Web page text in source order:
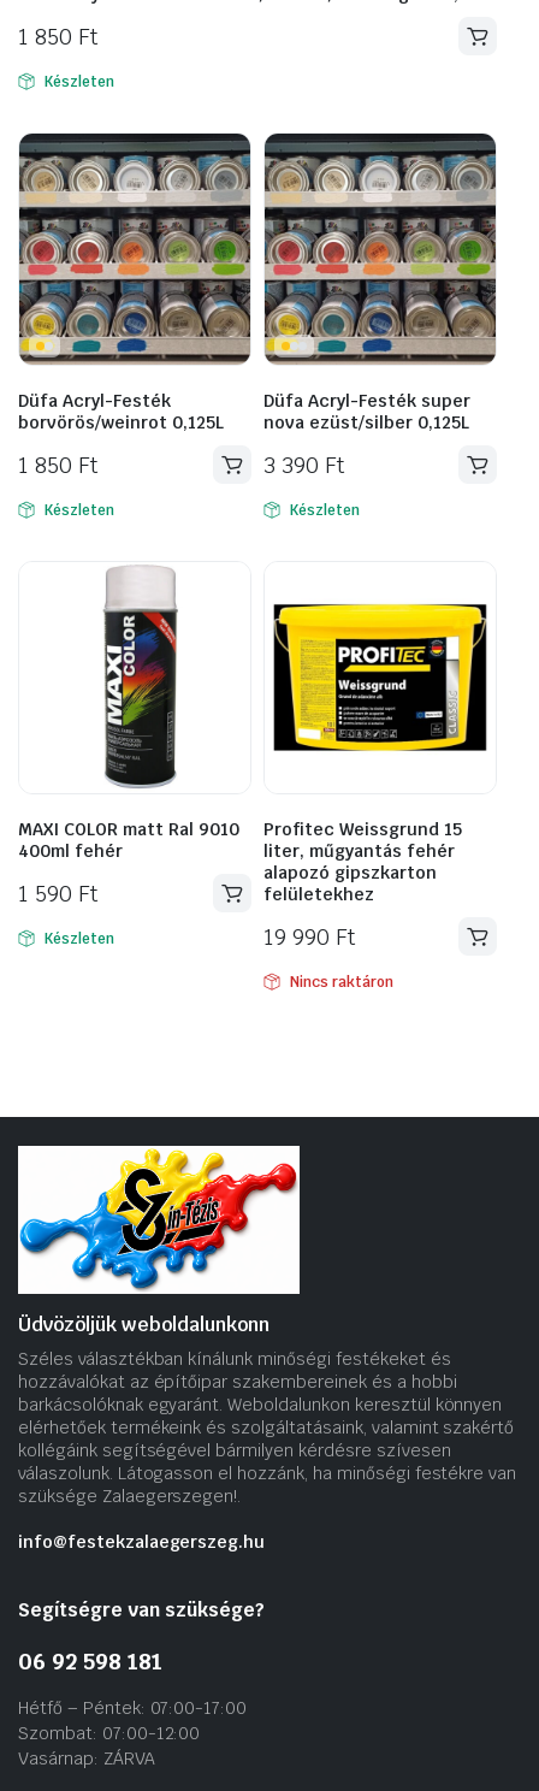
1 850 Ft
Készleten
Düfa Acryl-Festék
borvörös/weinrot 0,125L
1 850 Ft
Készleten
Düfa Acryl-Festék super
nova ezüst/silber 0,125L
3 390 Ft
Készleten
MAXI COLOR matt Ral 9010
400ml fehér
1 590 Ft
Készleten
Profitec Weissgrund 15
liter, műgyantás fehér
alapozó gipszkarton
felületekhez
19 990 Ft
Nincs raktáron
Üdvözöljük weboldalunkonn
Széles választékban kínálunk minőségi festékeket és
hozzávalókat az építőipar szakembereinek és a hobbi
barkácsolóknak egyaránt. Weboldalunkon keresztül könnyen
elérhetőek termékeink és szolgáltatásaink, valamint szakértő
kollégáink segítségével bármilyen kérdésre szívesen
válaszolunk. Látogasson el hozzánk, ha minőségi festékre van
szüksége Zalaegerszegen!.
info@festekzalaegerszeg.hu
Segítségre van szüksége?
06 92 598 181
Hétfő – Péntek: 07:00-17:00
Szombat: 07:00-12:00
Vasárnap: ZÁRVA